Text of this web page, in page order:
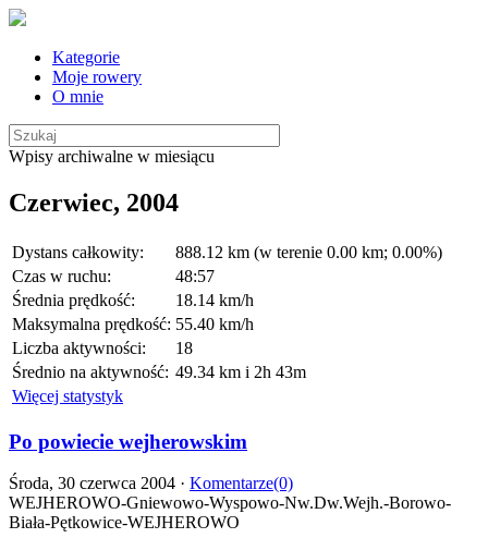
Kategorie
Moje rowery
O mnie
Wpisy archiwalne w miesiącu
Czerwiec, 2004
Dystans całkowity:
888.12 km (w terenie 0.00 km; 0.00%)
Czas w ruchu:
48:57
Średnia prędkość:
18.14 km/h
Maksymalna prędkość: 55.40 km/h
Liczba aktywności:
18
Średnio na aktywność: 49.34 km i 2h 43m
Więcej statystyk
Po powiecie wejherowskim
Środa, 30 czerwca 2004 · Komentarze(0)
WEJHEROWO-Gniewowo-Wyspowo-Nw.Dw.Wejh.-Borowo-
Biała-Pętkowice-WEJHEROWO